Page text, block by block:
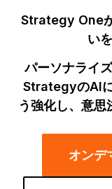
Strategy One
い
パーソナライ
StrategyのAI
う強化し、意思
オンデ